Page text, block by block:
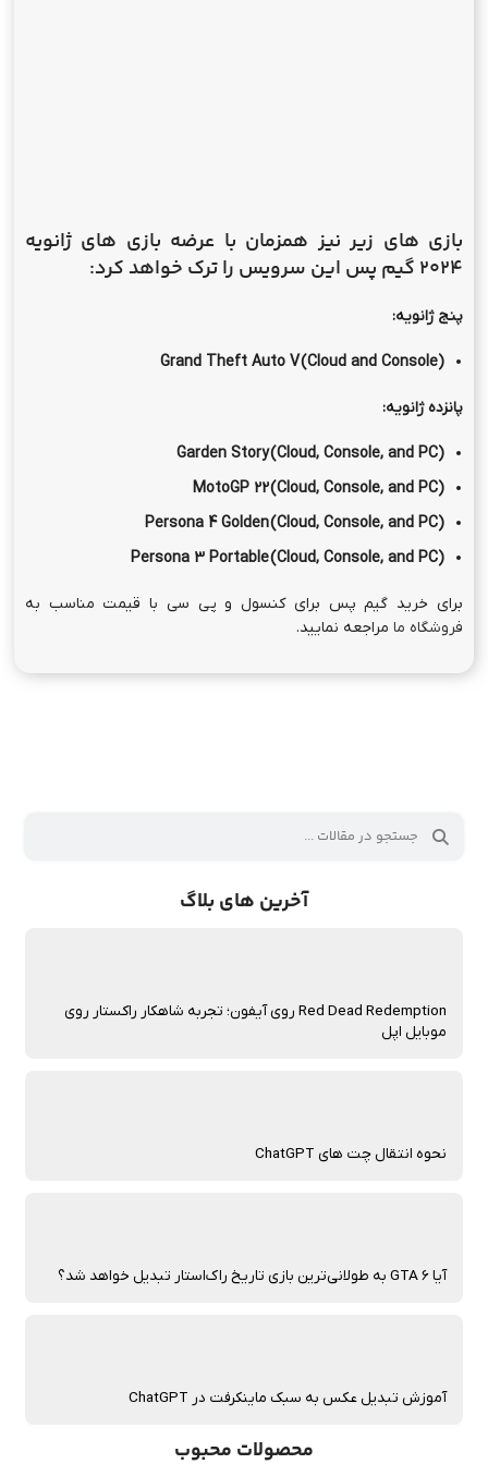
بازی های زیر نیز همزمان با عرضه بازی های ژانویه
2024 گیم پس این سرویس را ترک خواهد کرد:
پنج ژانویه:
Grand Theft Auto V (Cloud and Console)
پانزده ژانویه:
Garden Story (Cloud, Console, and PC)
MotoGP 22 (Cloud, Console, and PC)
Persona 4 Golden (Cloud, Console, and PC)
Persona 3 Portable (Cloud, Console, and PC)
برای خرید گیم پس برای کنسول و پی سی با قیمت مناسب به
فروشگاه ما مراجعه نمایید.
آخرین های بلاگ
Red Dead Redemption روی آیفون؛ تجربه شاهکار راکستار روی
موبایل اپل
نحوه انتقال چت‌ های ChatGPT
آیا GTA 6 به طولانی‌ترین بازی تاریخ راک‌استار تبدیل خواهد شد؟
آموزش تبدیل عکس به سبک ماینکرفت در ChatGPT
محصولات محبوب